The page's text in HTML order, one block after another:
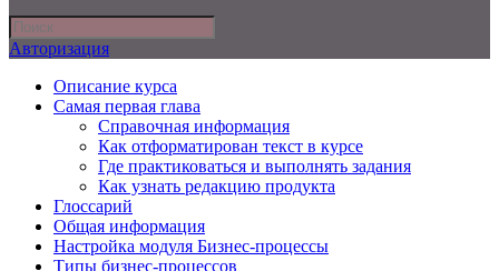
Авторизация
Описание курса
Самая первая глава
Справочная информация
Как отформатирован текст в курсе
Где практиковаться и выполнять задания
Как узнать редакцию продукта
Глоссарий
Общая информация
Настройка модуля Бизнес-процессы
Типы бизнес-процессов